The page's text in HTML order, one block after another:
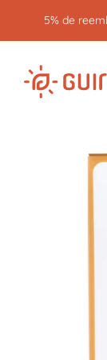
Devolución